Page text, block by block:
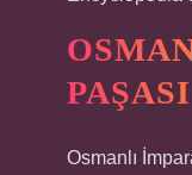
Osmanlı